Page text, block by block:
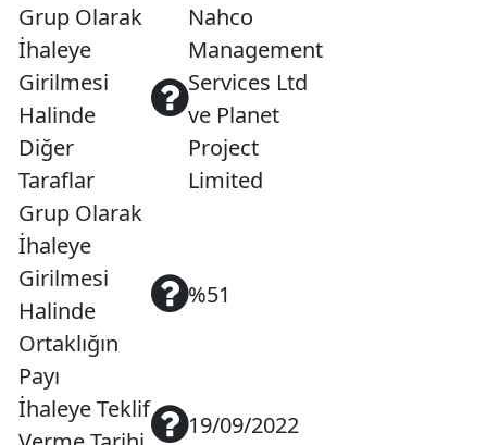
Grup Olarak
İhaleye
Girilmesi
Halinde
Diğer
Taraflar
Nahco
Management
Services Ltd
ve Planet
Project
Limited
Grup Olarak
İhaleye
Girilmesi
Halinde
Ortaklığın
Payı
%51
İhaleye Teklif
19/09/2022